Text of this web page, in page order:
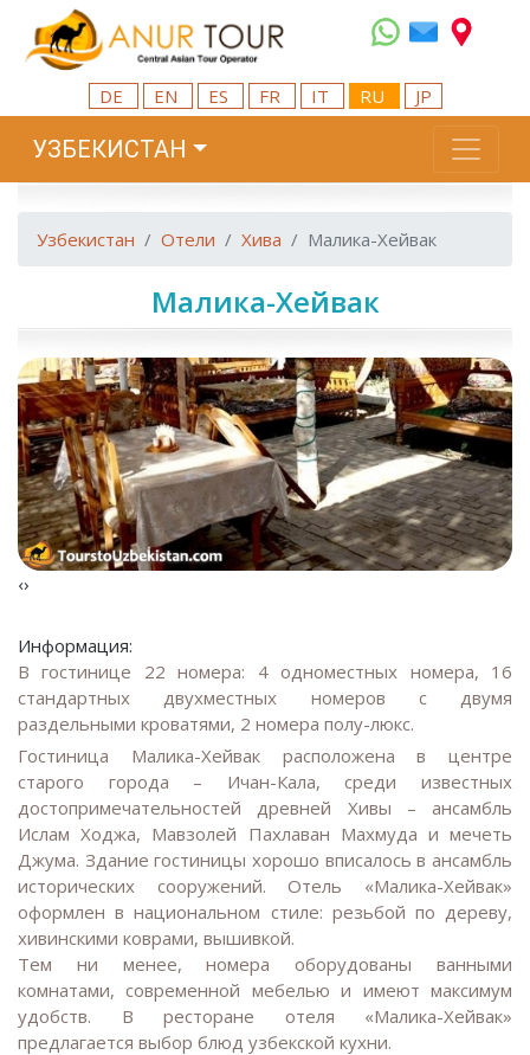
DE EN ES FR IT RU JP
УЗБЕКИСТАН
Узбекистан Отели Хива Малика-Хейвак
Малика-Хейвак
‹›
Информация:
В гостинице 22 номера: 4 одноместных номера, 16
стандартных двухместных номеров с двумя
раздельными кроватями, 2 номера полу-люкс.
Гостиница Малика-Хейвак расположена в центре
старого города – Ичан-Кала, среди известных
достопримечательностей древней Хивы – ансамбль
Ислам Ходжа, Мавзолей Пахлаван Махмуда и мечеть
Джума. Здание гостиницы хорошо вписалось в ансамбль
исторических сооружений. Отель «Малика-Хейвак»
оформлен в национальном стиле: резьбой по дереву,
хивинскими коврами, вышивкой.
Тем ни менее, номера оборудованы ванными
комнатами, современной мебелью и имеют максимум
удобств. В ресторане отеля «Малика-Хейвак»
предлагается выбор блюд узбекской кухни.